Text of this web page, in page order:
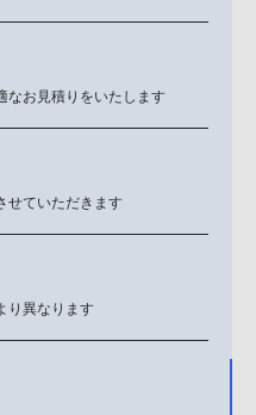
なお見積りをいたします
せていただきます
り異なります